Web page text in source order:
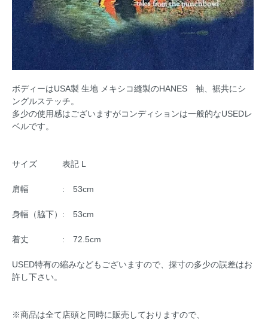
ボディーはUSA製 生地 メキシコ縫製のHANES 袖、裾共にシ
ングルステッチ。
多少の使用感はございますがコンディションは一般的なUSEDレ
ベルです。
サイズ 表記 L
肩幅 : 53cm
身幅（脇下）: 53cm
着丈 : 72.5cm
USED特有の縮みなどもございますので、採寸の多少の誤差はお
許し下さい。
※商品は全て店頭と同時に販売しておりますので、